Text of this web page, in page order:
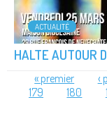
ACTUALITÉ
HALTE AUTOUR
PAGES
« premier ‹
179
180